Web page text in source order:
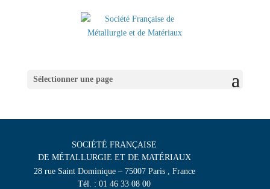
Sélectionner une page
SOCIÉTÉ FRANÇAISE
DE MÉTALLURGIE ET DE MATÉRIAUX
28 rue Saint Dominique – 75007 Paris , France
Tél. : 01 46 33 08 00